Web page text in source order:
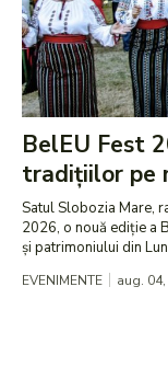
BelEU Fest
tradițiilor pe
Satul Slobozia Mare,
2026, o nouă ediție a
și patrimoniului din
EVENIMENTE aug.